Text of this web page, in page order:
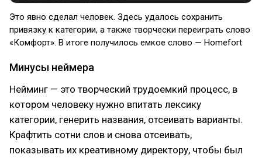
Это явно сделал человек. Здесь удалось сохранить
привязку к категории, а также творчески переиграть слово
«Комфорт». В итоге получилось емкое слово — Homefort
Минусы неймера
Нейминг — это творческий трудоемкий процесс, в
котором человеку нужно впитать лексику
категории, генерить названия, отсеивать варианты.
Крафтить сотни слов и снова отсеивать,
показывать их креативному директору, чтобы был